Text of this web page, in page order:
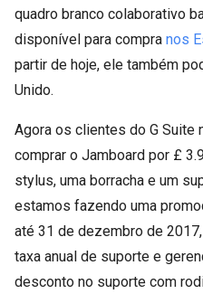
quadro branco colaborativo
disponível para compra nos
partir de hoje, ele também
Unido.
Agora os clientes do G Suite
comprar o Jamboard por £
stylus, uma borracha e um
estamos fazendo uma
até 31 de dezembro de
taxa anual de suporte e
desconto no suporte com